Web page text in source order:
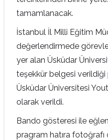
tamamlanacak.
İstanbul İl Milli Eğitim
değerlendirmede
yer alan Üsküdar
teşekkür belgesi
Üsküdar Üniversitesi
olarak verildi.
Bando gösteresi ile
pragram hatıra